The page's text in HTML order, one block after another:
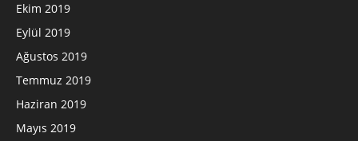
Ekim 2019
Eylül 2019
Ağustos 2019
Temmuz 2019
Haziran 2019
Mayıs 2019